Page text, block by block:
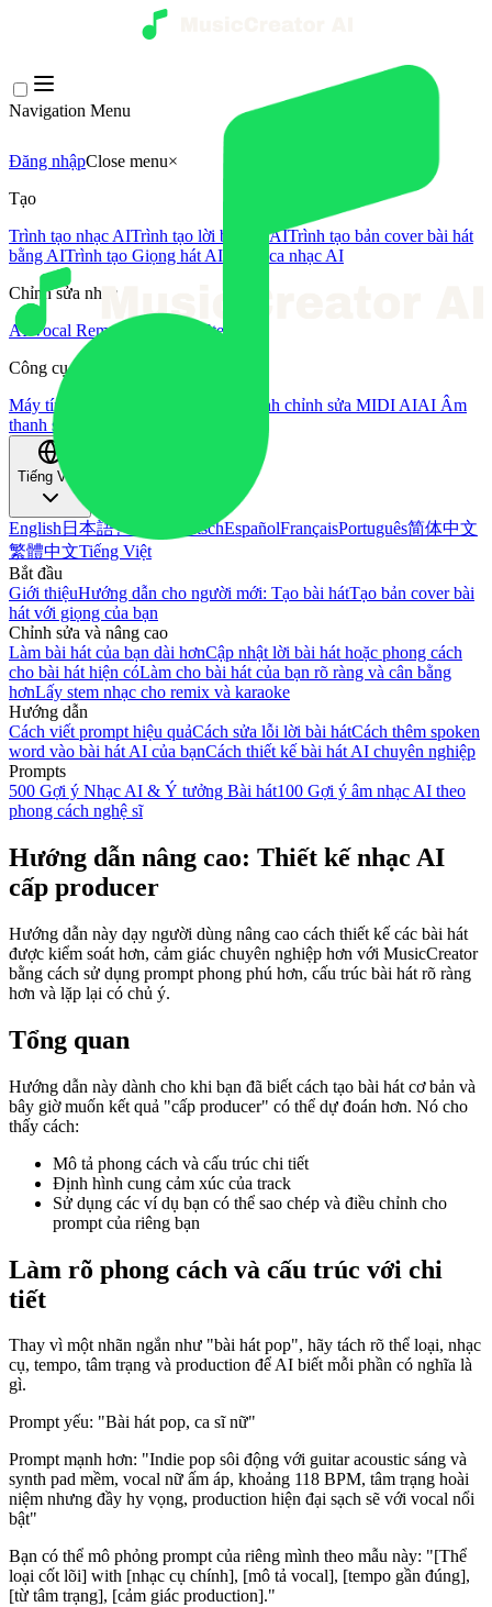
Navigation Menu
Đăng nhậpClose menu×
Tạo
Trình tạo nhạc AITrình tạo lời bài hát AITrình tạo bản cover bài hát
bằng AITrình tạo Giọng hát AI Video ca nhạc AI
Chỉnh sửa nhạc
AI Vocal Remover
AI Tách Stem
Công cụ âm nhạc khác
Máy tính BPM
Trình chỉnh sửa MIDI AIAI Âm
thanh sang MIDI
Tiếng Việt
English 日本語한국어 DeutschEspañolFrançaisPortuguês简体中文
繁體中文Tiếng Việt
Bắt đầu
Giới thiệuHướng dẫn cho người mới: Tạo bài hátTạo bản cover bài
hát với giọng của bạn
Chỉnh sửa và nâng cao
Làm bài hát của bạn dài hơnCập nhật lời bài hát hoặc phong cách
cho bài hát hiện cóLàm cho bài hát của bạn rõ ràng và cân bằng
hơnLấy stem nhạc cho remix và karaoke
Hướng dẫn
Cách viết prompt hiệu quảCách sửa lỗi lời bài hátCách thêm spoken
word vào bài hát AI của bạnCách thiết kế bài hát AI chuyên nghiệp
Prompts
500 Gợi ý Nhạc AI & Ý tưởng Bài hát100 Gợi ý âm nhạc AI theo
phong cách nghệ sĩ
Hướng dẫn nâng cao: Thiết kế nhạc AI
cấp producer
Hướng dẫn này dạy người dùng nâng cao cách thiết kế các bài hát
được kiểm soát hơn, cảm giác chuyên nghiệp hơn với MusicCreator
bằng cách sử dụng prompt phong phú hơn, cấu trúc bài hát rõ ràng
hơn và lặp lại có chủ ý.
Tổng quan
Hướng dẫn này dành cho khi bạn đã biết cách tạo bài hát cơ bản và
bây giờ muốn kết quả "cấp producer" có thể dự đoán hơn. Nó cho
thấy cách:
Mô tả phong cách và cấu trúc chi tiết
Định hình cung cảm xúc của track
Sử dụng các ví dụ bạn có thể sao chép và điều chỉnh cho
prompt của riêng bạn
Làm rõ phong cách và cấu trúc với chi
tiết
Thay vì một nhãn ngắn như "bài hát pop", hãy tách rõ thể loại, nhạc
cụ, tempo, tâm trạng và production để AI biết mỗi phần có nghĩa là
gì.
Prompt yếu: "Bài hát pop, ca sĩ nữ"
Prompt mạnh hơn: "Indie pop sôi động với guitar acoustic sáng và
synth pad mềm, vocal nữ ấm áp, khoảng 118 BPM, tâm trạng hoài
niệm nhưng đầy hy vọng, production hiện đại sạch sẽ với vocal nổi
bật"
Bạn có thể mô phỏng prompt của riêng mình theo mẫu này: "[Thể
loại cốt lõi] with [nhạc cụ chính], [mô tả vocal], [tempo gần đúng],
[từ tâm trạng], [cảm giác production]."